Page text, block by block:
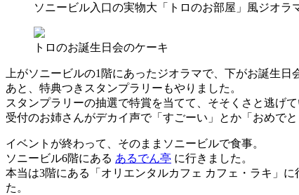
ソニービル入口の実物大「トロのお部屋」風ジオラ
トロのお誕生日会のケーキ
上がソニービルの1階にあったジオラマで、下がお誕生日
あと、特典つきスタンプラリーもやりました。
スタンプラリーの抽選で特賞を当てて、そそくさと逃げ
受付のお姉さんがデカイ声で「すごーい」とか「おめで
イベントが終わって、そのままソニービルで食事。
ソニービル6階にある あるでん亭 に行きました。
本当は3階にある「オリエンタルカフェ カフェ・ラキ」
た。